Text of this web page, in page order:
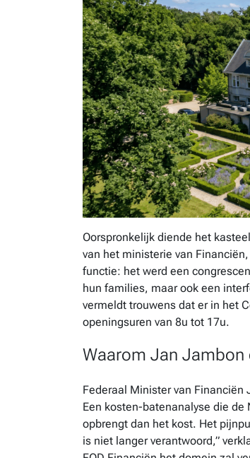
Oorspronkelijk diende het
van het ministerie van
functie: het werd een
hun families, maar ook een
vermeldt trouwens dat er in het
openingsuren van 8u tot 17u.
Waarom Jan
Federaal Minister van
Een kosten-batenanalyse die
opbrengt dan het kost. Het
is niet langer verantwoord,”